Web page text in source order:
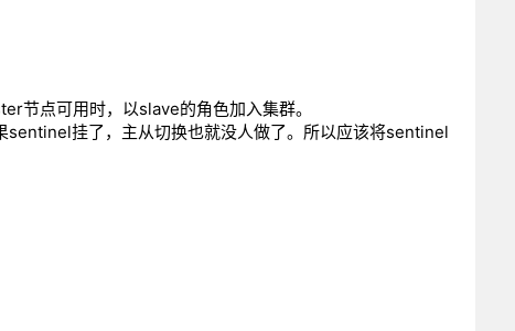
节点可用时，以slave的角色加入集群。
挂了，主从切换也就没人做了。所以应该将sentinel